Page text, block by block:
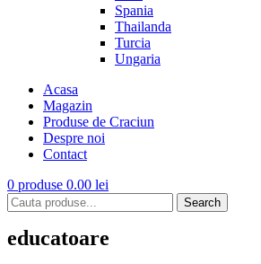
Spania
Thailanda
Turcia
Ungaria
Acasa
Magazin
Produse de Craciun
Despre noi
Contact
0 produse 0.00 lei
Search
educatoare